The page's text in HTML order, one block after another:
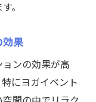
。
効果
ンの効果が高
にヨガイベント